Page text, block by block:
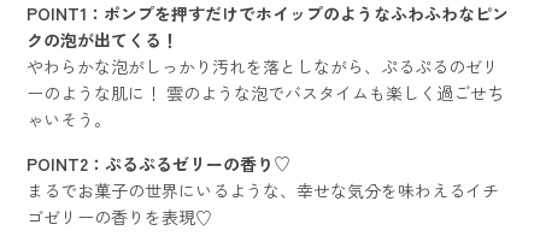
POINT1：ポンプを押すだけでホイップのようなふわふわなピン
クの泡が出てくる！
やわらかな泡がしっかり汚れを落としながら、ぷるぷるのゼリ
ーのような肌に！ 雲のような泡でバスタイムも楽しく過ごせち
ゃいそう。
POINT2：ぷるぷるゼリーの香り♡
まるでお菓子の世界にいるような、幸せな気分を味わえるイチ
ゴゼリーの香りを表現♡